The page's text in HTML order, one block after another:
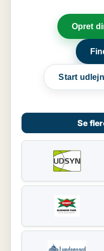
Opret
Start
Se